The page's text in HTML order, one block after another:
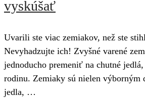
vyskúšať
Uvarili ste viac zemiakov, než ste
Nevyhadzujte ich! Zvyšné varené
jednoducho premeniť na chutné
rodinu. Zemiaky sú nielen výborným
jedla, …